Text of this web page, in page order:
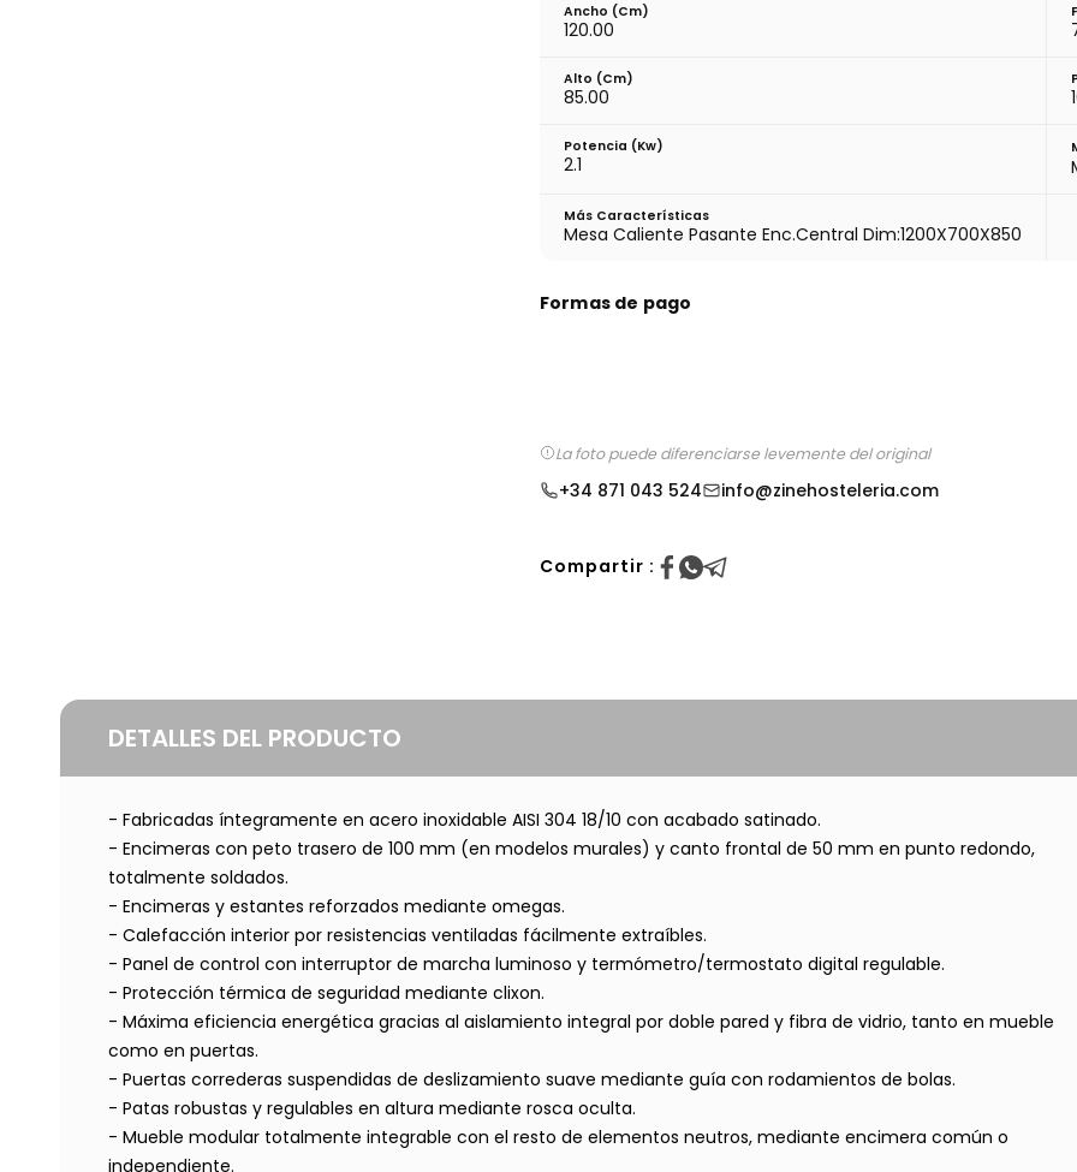
Ancho (cm)
120.00
Alto (cm)
85.00
Potencia (Kw)
2.1
Más Características
Mesa Caliente Pasante Enc.Central Dim:1200X700X850
Formas de pago
La foto puede diferenciarse levemente del original
+34 871 043 524 info@zinehosteleria.com
Compartir :
DETALLES DEL PRODUCTO
- Fabricadas íntegramente en acero inoxidable AISI 304 18/10 con acabado satinado.
- Encimeras con peto trasero de 100 mm (en modelos murales) y canto frontal de 50 mm en punto redondo,
totalmente soldados.
- Encimeras y estantes reforzados mediante omegas.
- Calefacción interior por resistencias ventiladas fácilmente extraíbles.
- Panel de control con interruptor de marcha luminoso y termómetro/termostato digital regulable.
- Protección térmica de seguridad mediante clixon.
- Máxima eficiencia energética gracias al aislamiento integral por doble pared y fibra de vidrio, tanto en mueble
como en puertas.
- Puertas correderas suspendidas de deslizamiento suave mediante guía con rodamientos de bolas.
- Patas robustas y regulables en altura mediante rosca oculta.
- Mueble modular totalmente integrable con el resto de elementos neutros, mediante encimera común o
independiente.